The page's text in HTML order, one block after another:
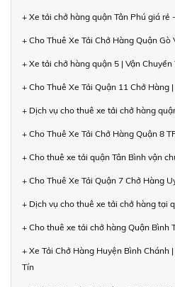
+ Xe tải chở hàng quận Tân Phú giá rẻ
+ Cho Thuê Xe Tải Chở Hàng Quận Gò
+ Xe tải chở hàng quận 5 | Vận
+ Cho Thuê Xe Tải Quận 11 Chở Hàng
+ Dịch vụ cho thuê xe tải chở hàng
+ Cho Thuê Xe Tải Chở Hàng Quận 8
+ Cho thuê xe tải quận Tân Bình vận
+ Cho Thuê Xe Tải Quận 7 Chở Hàng
+ Dịch vụ cho thuê xe tải chở hàng tại
+ Cho thuê xe tải chở hàng Quận Bình
+ Xe Tải Chở Hàng Huyện Bình Chánh
Tín